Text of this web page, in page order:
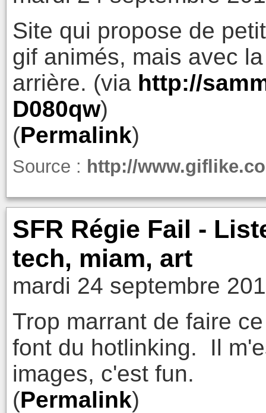
Site qui propose de
gif animés, mais avec
arrière. (via http://
D080qw)
(Permalink)
Source : http://
SFR Régie Fail -
tech, miam, art
mardi 24 septembre
Trop marrant de faire
font du hotlinking. Il
images, c'est fun.
(Permalink)